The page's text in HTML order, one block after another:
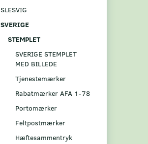
SLESVIG
SVERIGE
STEMPLET
SVERIGE STEMPLET
MED BILLEDE
Tjenestemærker
Rabatmærker AFA 1-78
Portomærker
Feltpostmærker
Hæftesammentryk